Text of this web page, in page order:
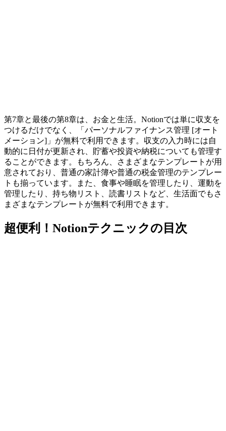
第7章と最後の第8章は、お金と生活。Notionでは単に収支を
つけるだけでなく、「パーソナルファイナンス管理 [オート
メーション]」が無料で利用できます。収支の入力時には自
動的に日付が更新され、貯蓄や投資や納税についても管理す
ることができます。もちろん、さまざまなテンプレートが用
意されており、普通の家計簿や普通の税金管理のテンプレー
トも揃っています。また、食事や睡眠を管理したり、運動を
管理したり、持ち物リスト、読書リストなど、生活面でもさ
まざまなテンプレートが無料で利用できます。
超便利！Notionテクニックの目次